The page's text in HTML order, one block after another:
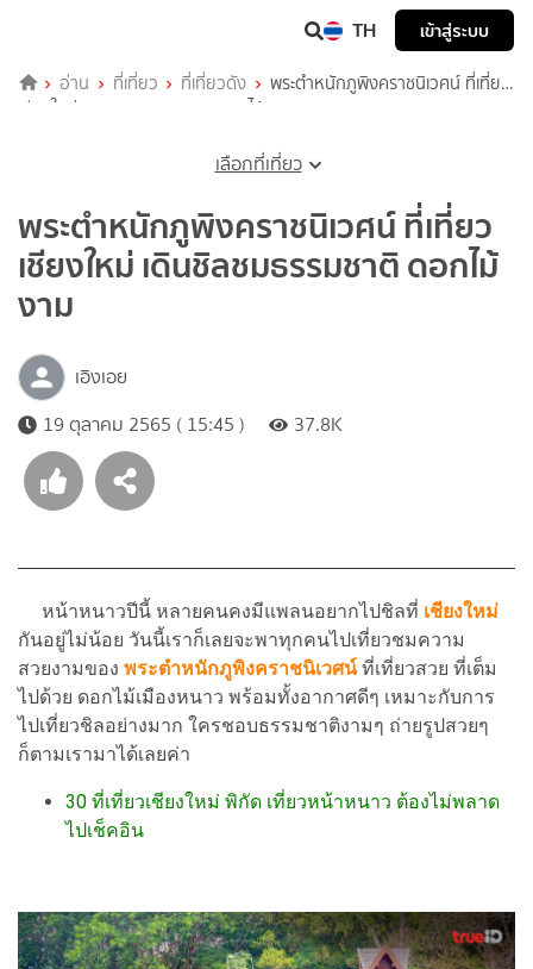
TH เข้าสู่ระบบ
อ่าน ที่เที่ยว ที่เที่ยวดัง
พระตำหนักภูพิงคราชนิเวศน์ ที่เที่ยว
เชียงใหม่ เดินชิลชมธรรมชาติ ดอกไม้งาม
เลือกที่เที่ยว
พระตำหนักภูพิงคราชนิเวศน์ ที่เที่ยว
เชียงใหม่ เดินชิลชมธรรมชาติ ดอกไม้
งาม
เอิงเอย
19 ตุลาคม 2565 ( 15:45 )
37.8K
หน้าหนาวปีนี้ หลายคนคงมีแพลนอยากไปชิลที่ เชียงใหม่
กันอยู่ไม่น้อย วันนี้เราก็เลยจะพาทุกคนไปเที่ยวชมความ
สวยงามของ พระตำหนักภูพิงคราชนิเวศน์ที่เที่ยวสวย ที่เต็ม
ไปด้วย ดอกไม้เมืองหนาว พร้อมทั้งอากาศดีๆ เหมาะกับการ
ไปเที่ยวชิลอย่างมาก ใครชอบธรรมชาติงามๆ ถ่ายรูปสวยๆ
ก็ตามเรามาได้เลยค่า
30 ที่เที่ยวเชียงใหม่ พิกัด เที่ยวหน้าหนาว ต้องไม่พลาด
ไปเช็คอิน